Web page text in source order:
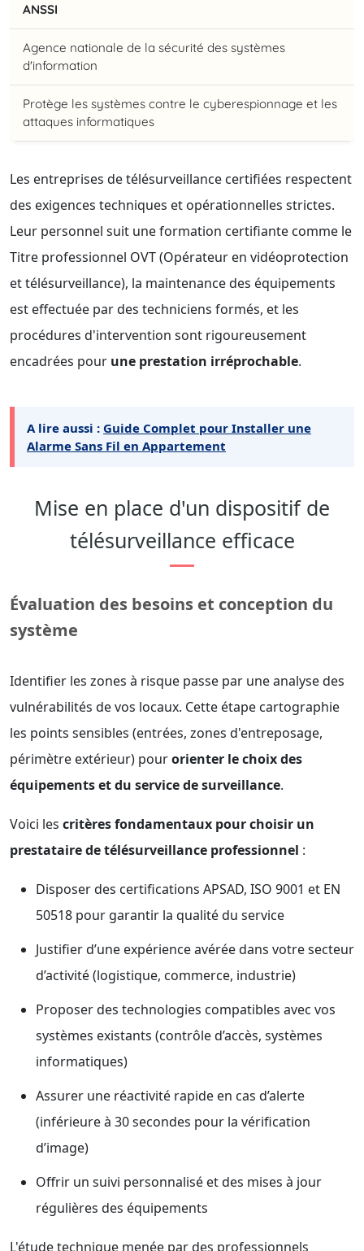
ANSSI
Agence nationale de la sécurité des systèmes
d'information
Protège les systèmes contre le cyberespionnage et les
attaques informatiques
Les entreprises de télésurveillance certifiées respectent
des exigences techniques et opérationnelles strictes.
Leur personnel suit une formation certifiante comme le
Titre professionnel OVT (Opérateur en vidéoprotection
et télésurveillance), la maintenance des équipements
est effectuée par des techniciens formés, et les
procédures d'intervention sont rigoureusement
encadrées pour une prestation irréprochable.
A lire aussi : Guide Complet pour Installer une
Alarme Sans Fil en Appartement
Mise en place d'un dispositif de
télésurveillance efficace
Évaluation des besoins et conception du
système
Identifier les zones à risque passe par une analyse des
vulnérabilités de vos locaux. Cette étape cartographie
les points sensibles (entrées, zones d'entreposage,
périmètre extérieur) pourorienter le choix des
équipements et du service de surveillance.
Voici les critères fondamentaux pour choisir un
prestataire de télésurveillance professionnel :
Disposer des certifications APSAD, ISO 9001 et EN
50518 pour garantir la qualité du service
Justifier d’une expérience avérée dans votre secteur
d’activité (logistique, commerce, industrie)
Proposer des technologies compatibles avec vos
systèmes existants (contrôle d’accès, systèmes
informatiques)
Assurer une réactivité rapide en cas d’alerte
(inférieure à 30 secondes pour la vérification
d’image)
Offrir un suivi personnalisé et des mises à jour
régulières des équipements
L'étude technique menée par des professionnels